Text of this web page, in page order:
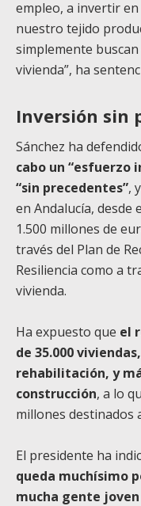
empleo, a invertir
nuestro tejido
simplemente
vivienda”, ha
Inversión sin
Sánchez ha
cabo un “esfuerzo
“sin precedentes”,
en Andalucía, desde
1.500 millones de
través del Plan de
Resiliencia como a
vivienda.
Ha expuesto que el
de 35.000
rehabilitación, y
construcción, a lo
millones destinados
El presidente ha
queda muchísimo
mucha gente